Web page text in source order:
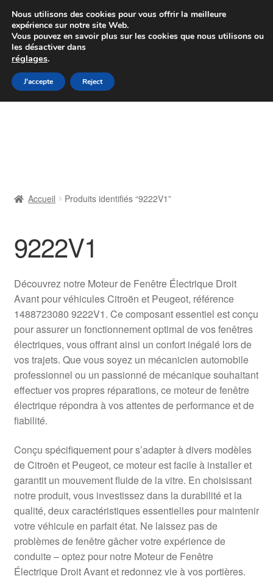
Colissimo livraison à partir de 7 EUR
Du lundi au vendredi de 9 h à 16 h
Aller
à
Aller
au
Livraison
Livraison internationale
Mon compte
Paiements
Panier
Plainte
Procédure de Réclamation
Termes et conditions
Accueil Produits identifiés “9222V1”
9222V1
Découvrez notre Moteur de Fenêtre Électrique Droit
Avant pour véhicules Citroën et Peugeot, référence
1488723080 9222V1. Ce composant essentiel est conçu
pour assurer un fonctionnement optimal de vos fenêtres
électriques, vous offrant ainsi un confort inégalé lors de
vos trajets. Que vous soyez un mécanicien automobile
professionnel ou un passionné de mécanique souhaitant
effectuer vos propres réparations, ce moteur de fenêtre
électrique répondra à vos attentes de performance et de
fiabilité.
Conçu spécifiquement pour s’adapter à divers modèles
de Citroën et Peugeot, ce moteur est facile à installer et
garantit un mouvement fluide de la vitre. En choisissant
notre produit, vous investissez dans la durabilité et la
qualité, deux caractéristiques essentielles pour maintenir
votre véhicule en parfait état. Ne laissez pas de
problèmes de fenêtre gâcher votre expérience de
conduite – optez pour notre Moteur de Fenêtre
Électrique Droit Avant et redonnez vie à vos portières.
Nous utilisons des cookies pour vous offrir la meilleure
expérience sur notre site Web.
Vous pouvez en savoir plus sur les cookies que nous utilisons ou
les désactiver dans
réglages.
J'accepte Reject